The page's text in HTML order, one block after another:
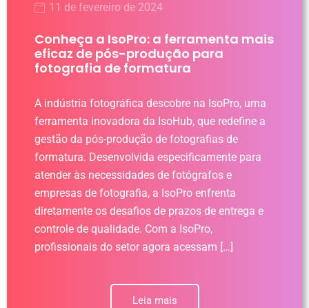
11 de fevereiro de 2024
Conheça a IsoPro: a ferramenta mais
eficaz de pós-produção para
fotografia de formatura
A indústria fotográfica descobre na IsoPro, uma
ferramenta inovadora da IsoHub, que redefine a
gestão da pós-produção de fotografias de
formatura. Desenvolvida especificamente para
atender às necessidades de fotógrafos e
empresas de fotografia, a IsoPro enfrenta
diretamente os desafios de prazos de entrega e
controle de qualidade. Com a IsoPro,
profissionais do setor agora acessam […]
Leia mais